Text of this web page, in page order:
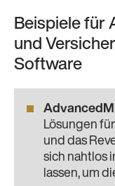
Beispiele für
und
Software
Lösungen
und das
sich nahtlos
lassen, um